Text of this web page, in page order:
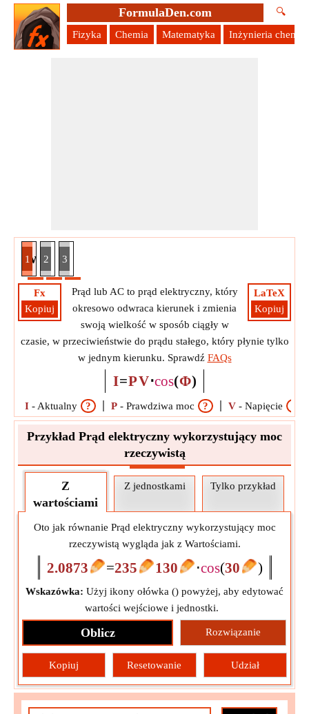
FormulaDen.com 🔍
Fizyka Chemia Matematyka Inżynieria
1
wykorzystujący moc rzeczywistą
2 3
Fx
Kopiuj
LaTeX
Kopiuj
Prąd lub AC to prąd elektryczny, który
okresowo odwraca kierunek i zmienia
swoją wielkość w sposób ciągły w
czasie, w przeciwieństwie do prądu stałego, który płynie tylko
w jednym kierunku. Sprawdź FAQs
I=PV⋅cos(Φ)
I - Aktualny ? P - Prawdziwa moc ? V - Napięcie
Przykład Prąd elektryczny wykorzystujący moc
rzeczywistą
Z
wartościami
Z jednostkami Tylko przykład
Oto jak równanie Prąd elektryczny wykorzystujący moc
rzeczywistą wygląda jak z Wartościami.
2.0873 =235 130 ⋅cos(30 )
Wskazówka: Użyj ikony ołówka () powyżej, aby edytować
wartości wejściowe i jednostki.
Oblicz Rozwiązanie
Kopiuj Resetowanie Udział